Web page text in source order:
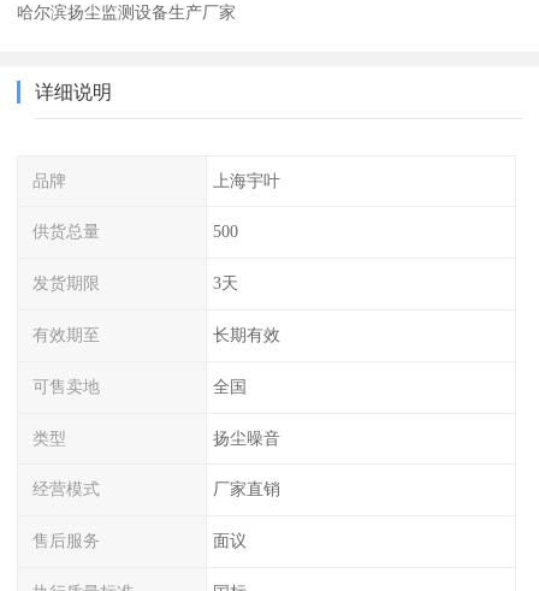
哈尔滨扬尘监测设备生产厂家
详细说明
品牌 上海宇叶
供货总量 500
发货期限 3天
有效期至 长期有效
可售卖地 全国
类型 扬尘噪音
经营模式 厂家直销
售后服务 面议